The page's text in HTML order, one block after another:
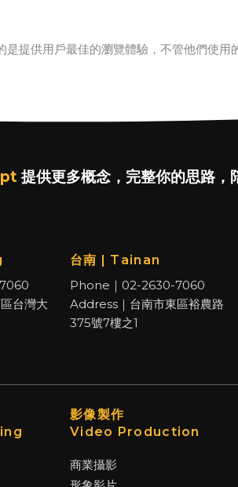
提供用戶最佳的瀏覽體驗，不管他們使用
提供更多概念，完整你的思路，
台灣大
台南 | Tainan
Phone｜02-2630-7060
Address｜台南市東區裕農路
375號7樓之1
影像製作
Video Production
商業攝影